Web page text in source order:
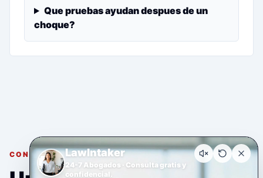
Que pruebas ayudan despues de un
choque?
CONSULTA GRATUITA Y CONFIDENCIAL
LawIntaker
24-7 Abogados · Consulta gratis y
confidencial.